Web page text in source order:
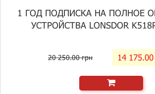
1 ГОД ПОДПИСКА НА ПОЛНОЕ
УСТРОЙСТВА LONSDOR
20 250.00 грн 14